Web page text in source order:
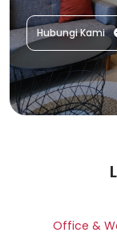
Hubungi Kami
Office &